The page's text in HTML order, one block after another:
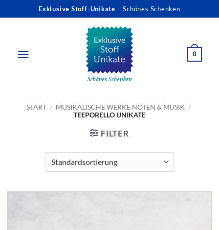
Inhalt
Exklusive Stoff-Unikate – Schönes Schenken
0
START / MUSIKALISCHE WERKE NOTEN & MUSIK /
TEEPORELLO UNIKATE
FILTER